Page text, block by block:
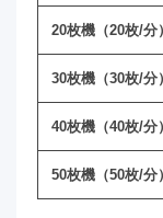
20枚機（20枚/分）
30枚機（30枚/分）
40枚機（40枚/分）
50枚機（50枚/分）